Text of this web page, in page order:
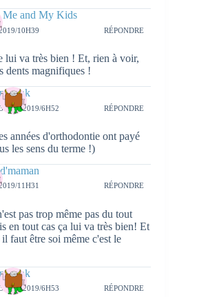
Me and My Kids
10H39 RÉPONDRE
lui va très bien ! Et, rien à voir,
dents magnifiques !
natieak
3 MAI 2019/6H52 RÉPONDRE
années d'orthodontie ont payé
les sens du terme !)
11H31 RÉPONDRE
pas trop même pas du tout
en tout cas ça lui va très bien! Et
faut être soi même c'est le
natieak
3 MAI 2019/6H53 RÉPONDRE